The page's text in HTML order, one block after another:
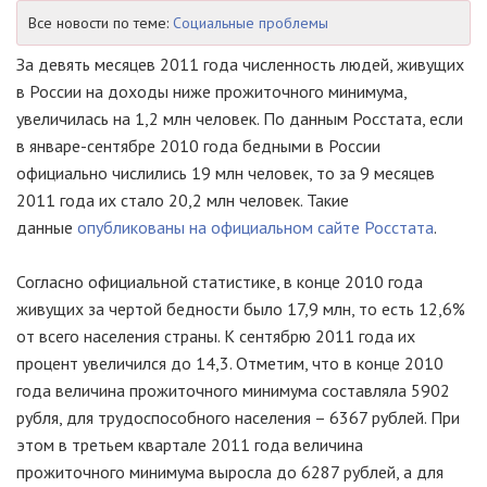
Все новости по теме: Социальные проблемы
За девять месяцев 2011 года численность людей, живущих
в России на доходы ниже прожиточного минимума,
увеличилась на 1,2 млн человек. По данным Росстата, если
в январе-сентябре 2010 года бедными в России
официально числились 19 млн человек, то за 9 месяцев
2011 года их стало 20,2 млн человек. Такие
данные опубликованы на официальном сайте Росстата.
Согласно официальной статистике, в конце 2010 года
живущих за чертой бедности было 17,9 млн, то есть 12,6%
от всего населения страны. К сентябрю 2011 года их
процент увеличился до 14,3. Отметим, что в конце 2010
года величина прожиточного минимума составляла 5902
рубля, для трудоспособного населения – 6367 рублей. При
этом в третьем квартале 2011 года величина
прожиточного минимума выросла до 6287 рублей, а для